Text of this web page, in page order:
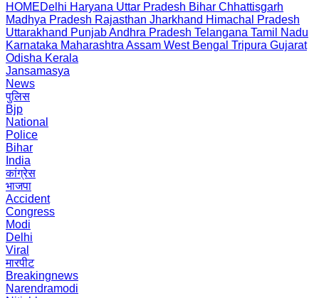
HOMEDelhi Haryana Uttar Pradesh Bihar Chhattisgarh
Madhya Pradesh Rajasthan Jharkhand Himachal Pradesh
Uttarakhand PunjabAndhra Pradesh Telangana Tamil Nadu
Karnataka Maharashtra Assam West Bengal Tripura Gujarat
Odisha Kerala
Jansamasya
News
पुलिस
Bjp
National
Police
Bihar
India
कांग्रेस
भाजपा
Accident
Congress
Modi
Delhi
Viral
मारपीट
Breakingnews
Narendramodi